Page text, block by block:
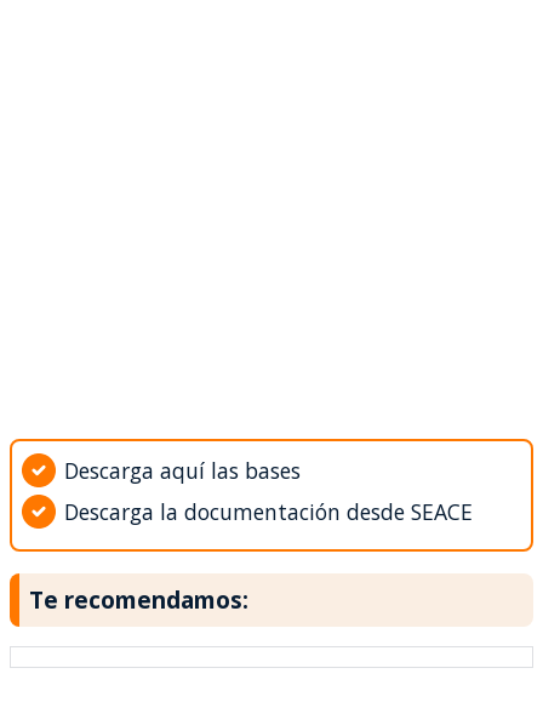
Descarga aquí las bases
Descarga la documentación desde SEACE
Te recomendamos: